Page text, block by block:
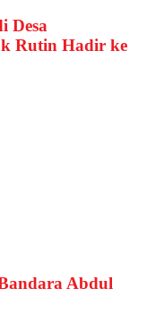
Desa
Rutin Hadir ke
Abdul